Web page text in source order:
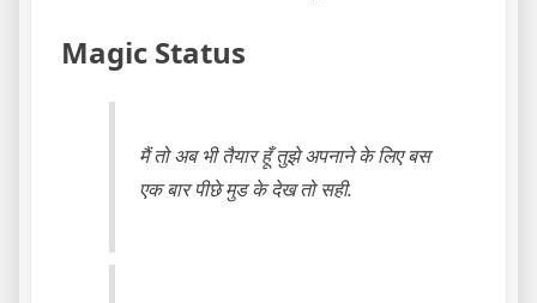
Magic Status
मैं तो अब भी तैयार हूँ तुझे अपनाने के लिए बस
एक बार पीछे मुड के देख तो सही.